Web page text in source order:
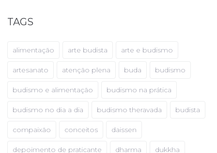
TAGS
alimentação arte budista arte e budismo
artesanato atenção plena buda budismo
budismo e alimentação budismo na prática
budismo no dia a dia budismo theravada budista
compaixão conceitos daissen
depoimento de praticante dharma dukkha